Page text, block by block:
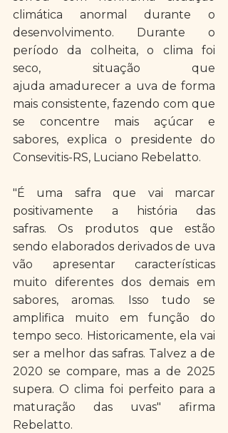
climática anormal durante o
desenvolvimento. Durante o
período da colheita, o clima foi
seco, situação que
ajuda amadurecer a uva de forma
mais consistente, fazendo com que
se concentre mais açúcar e
sabores, explica o presidente do
Consevitis-RS, Luciano Rebelatto.
"É uma safra que vai marcar
positivamente a história das
safras. Os produtos que estão
sendo elaborados derivados de uva
vão apresentar características
muito diferentes dos demais em
sabores, aromas. Isso tudo se
amplifica muito em função do
tempo seco. Historicamente, ela vai
ser a melhor das safras. Talvez a de
2020 se compare, mas a de 2025
supera. O clima foi perfeito para a
maturação das uvas" afirma
Rebelatto.